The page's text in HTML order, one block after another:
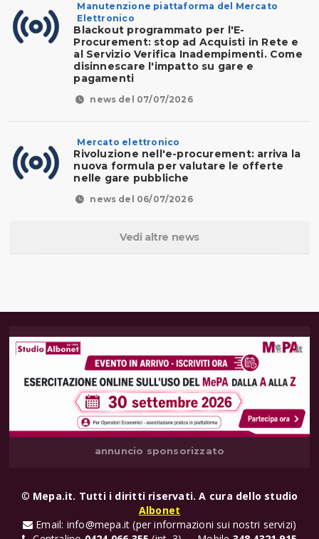
Manutenzione piattaforma del Mercato
Elettronico
Blackout programmato per l'E-
Procurement: stop ad Acquisti in Rete e
al Servizio Verifica Inadempimenti. Come
disinnescare l'impatto su gare e
pagamenti
news del 07/07/2026
Mercato elettronico
Rivoluzione nell'e-procurement: arriva la
nuova formula per valutare le offerte
nelle gare pubbliche
news del 06/07/2026
Vedi altre news
annuncio sponsorizzato
© Mepa.it. Tutti i diritti riservati. A cura dello studio
Albonet
Email: info@mepa.it (per informazioni sui nostri servizi)